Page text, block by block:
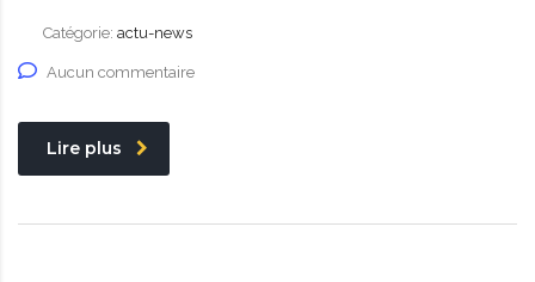
Catégorie: actu-news
Aucun commentaire
Lire plus